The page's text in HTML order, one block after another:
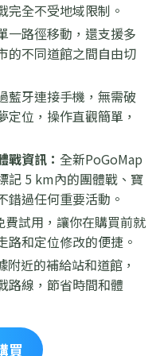
完全不受地域限制。
一路徑移動，還支援多
的不同道館之間自由切
藍牙連接手機，無需破
位，操作直觀簡單，
戰資訊： 全新PoGoMap
記 5 km內的團體戰、寶
錯過任何重要活動。
試用，讓你在購買前就
路和定位修改的便捷。
附近的補給站和道館，
路線，節省時間和體
買